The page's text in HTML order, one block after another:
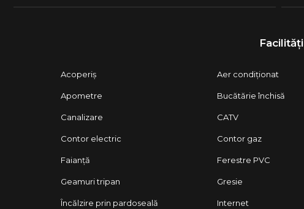
Facilități
Acoperiș Aer condiționat
Apometre Bucătărie închisă
Canalizare CATV
Contor electric Contor gaz
Faianță Ferestre PVC
Geamuri tripan Gresie
Încălzire prin pardoseală Internet